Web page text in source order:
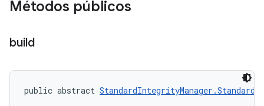
Métodos públicos
build
public abstract